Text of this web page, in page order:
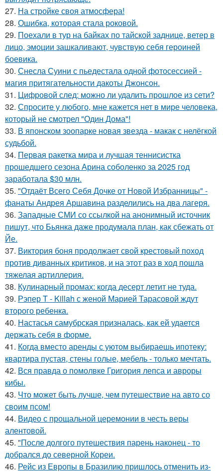
27. На стройке своя атмосфера!
28. Ошибка, которая стала роковой.
29. Поехали в тур на байках по тайской заднице, ветер в
лицо, эмоции зашкаливают, чувствую себя героиней
боевика.
30. Снесла Суини с пьедестала одной фотосессией -
магия притягательности дакоты Джонсон.
31. Цифровой след: можно ли удалить прошлое из сети?
32. Спросите у любого, мне кажется нет в мире человека,
который не смотрел "Один Дома"!
33. В японском зоопарке новая звезда - макак с нелёгкой
судьбой.
34. Первая ракетка мира и лучшая теннисистка
прошедшего сезона Арина соболенко за 2025 год
заработала $30 млн.
35. "Отдаёт Всего Себя Дочке от Новой Избранницы" -
фанаты Андрея Аршавина разделились на два лагеря.
36. Западные СМИ со ссылкой на анонимный источник
пишут, что Бьянка даже продумала план, как сбежать от
Йе.
37. Виктория боня продолжает свой крестовый поход
против диванных критиков, и на этот раз в ход пошла
тяжелая артиллерия.
38. Кулинарный промах: когда десерт летит не туда.
39. Рэпер T - Killah с женой Марией Тарасовой ждут
второго ребенка.
40. Настасья самубрская призналась, как ей удается
держать себя в форме.
41. Когда вместо аренды с уютом выбираешь ипотеку:
квартира пустая, стены голые, мебель - только мечтать.
42. Вся правда о помолвке Григория лепса и авроры
кибы.
43. Что может быть лучше, чем путешествие на авто со
своим псом!
44. Видео с прощальной церемонии в честь веры
алентовой.
45. "После долгого путешествия парень наконец - то
добрался до северной Кореи.
46. Рейс из Европы в Бразилию пришлось отменить из-